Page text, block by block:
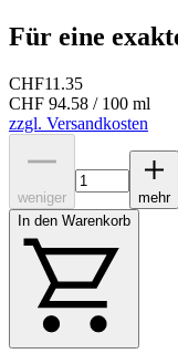
Für eine
CHF11.35
CHF 94.58 / 100 ml
zzgl. Versandkosten
weniger
mehr
In den Warenkorb